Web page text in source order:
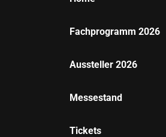
Fachprogramm 2026
Aussteller 2026
Messestand
Tickets